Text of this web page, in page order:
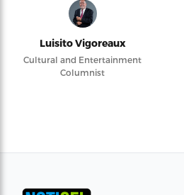
Luisito Vigoreaux
Cultural and Entertainment
Columnist